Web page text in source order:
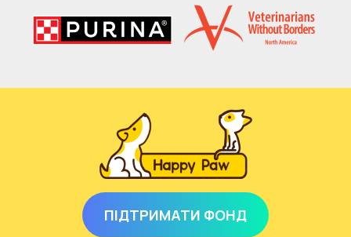
ПІДТРИМАТИ ФОНД